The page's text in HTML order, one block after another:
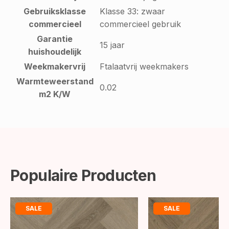
Gebruiksklasse
commercieel
Klasse 33: zwaar
commercieel gebruik
Garantie
huishoudelijk
15 jaar
Weekmakervrij
Ftalaatvrij weekmakers
Warmteweerstand
m2 K/W
0.02
Populaire Producten
SALE SALE